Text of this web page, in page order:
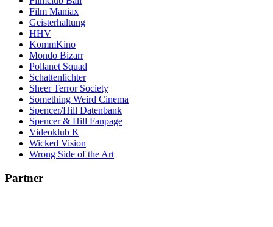
Film Maniax
Geisterhaltung
HHV
KommKino
Mondo Bizarr
Pollanet Squad
Schattenlichter
Sheer Terror Society
Something Weird Cinema
Spencer/Hill Datenbank
Spencer & Hill Fanpage
Videoklub K
Wicked Vision
Wrong Side of the Art
Partner